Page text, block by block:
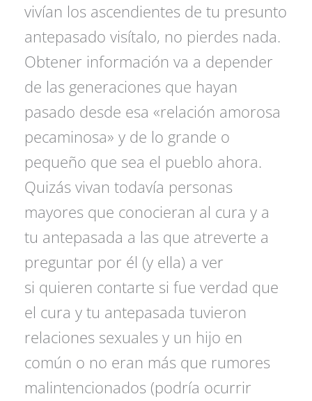
vivían los ascendientes de tu presunto
antepasado visítalo, no pierdes nada.
Obtener información va a depender
de las generaciones que hayan
pasado desde esa «relación amorosa
pecaminosa» y de lo grande o
pequeño que sea el pueblo ahora.
Quizás vivan todavía personas
mayores que conocieran al cura y a
tu antepasada a las que atreverte a
preguntar por él (y ella) a ver
si quieren contarte si fue verdad que
el cura y tu antepasada tuvieron
relaciones sexuales y un hijo en
común o no eran más que rumores
malintencionados (podría ocurrir